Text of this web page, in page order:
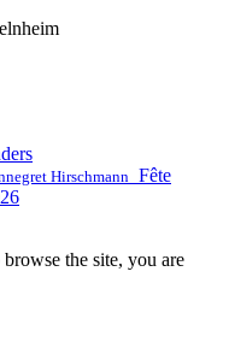
Hirschmann Fête
the site, you are